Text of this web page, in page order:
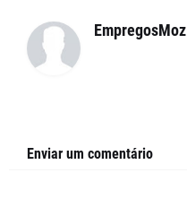
EmpregosMoz
Enviar um comentário